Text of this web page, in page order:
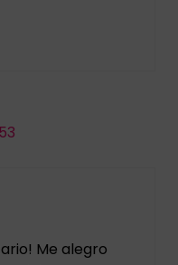
Me alegro